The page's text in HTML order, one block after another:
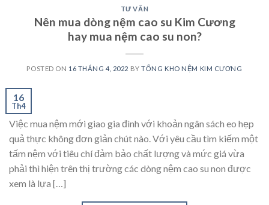
TƯ VẤN
Nên mua dòng nệm cao su Kim Cương
hay mua nệm cao su non?
POSTED ON 16 THÁNG 4, 2022 BYTỔNG KHO NỆM KIM CƯƠNG
16
Th4
Việc mua nệm mới giao gia đình với khoản ngân sách eo hẹp
quả thực không đơn giản chút nào. Với yêu cầu tìm kiếm một
tấm nệm với tiêu chí đảm bảo chất lượng và mức giá vừa
phải thì hiện trên thị trường các dòng nệm cao su non được
xem là lựa […]